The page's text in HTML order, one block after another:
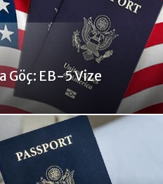
Göç: EB-5 Vize